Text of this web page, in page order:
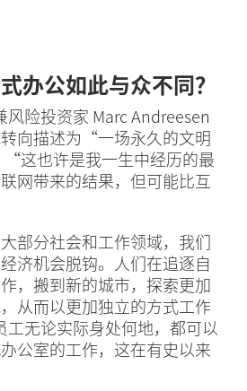
办公如此与众不同？
风险投资家 Marc Andreesen
向描述为“一场永久的文明
这也许是我一生中经历的最
网带来的结果，但可能比互
部分社会和工作领域，我们
济机会脱钩。人们在追逐自
，搬到新的城市，探索更加
从而以更加独立的方式工作
源于大探索”，《哈佛商业评
工无论实际身处何地，都可以
公室的工作，这在有史以来